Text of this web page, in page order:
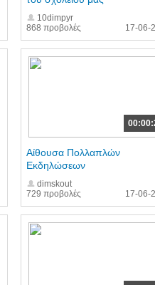
868 προβολές
10dimpyr
17-06-
729 προβολές
Αίθουσα Πολλαπλών
Εκδηλώσεων
dimskout
17-06-